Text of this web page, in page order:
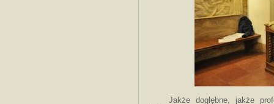
Jakże dogłębne, jakże